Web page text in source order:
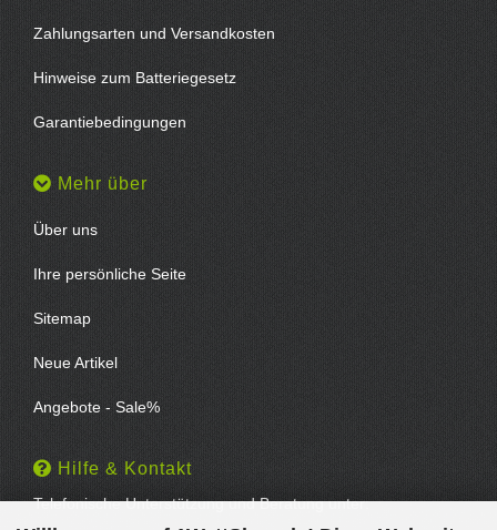
Zahlungsarten und Versandkosten
Hinweise zum Batteriegesetz
Garantiebedingungen
Mehr über
Über uns
Ihre persönliche Seite
Sitemap
Neue Artikel
Angebote - Sale%
Hilfe & Kontakt
Telefonische Unterstützung und Beratung unter: